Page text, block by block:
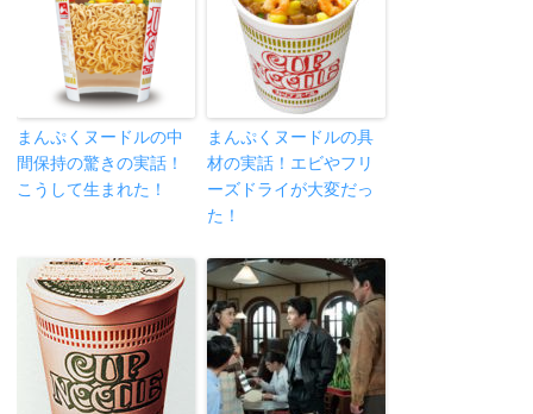
まんぷくヌードルの中
間保持の驚きの実話！
こうして生まれた！
まんぷくヌードルの具
材の実話！エビやフリ
ーズドライが大変だっ
た！